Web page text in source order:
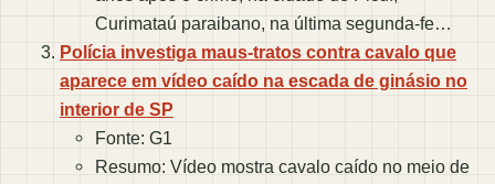
Curimataú paraibano, na última segunda-fe…
Polícia investiga maus-tratos contra cavalo que
aparece em vídeo caído na escada de ginásio no
interior de SP
Fonte: G1
Resumo: Vídeo mostra cavalo caído no meio de